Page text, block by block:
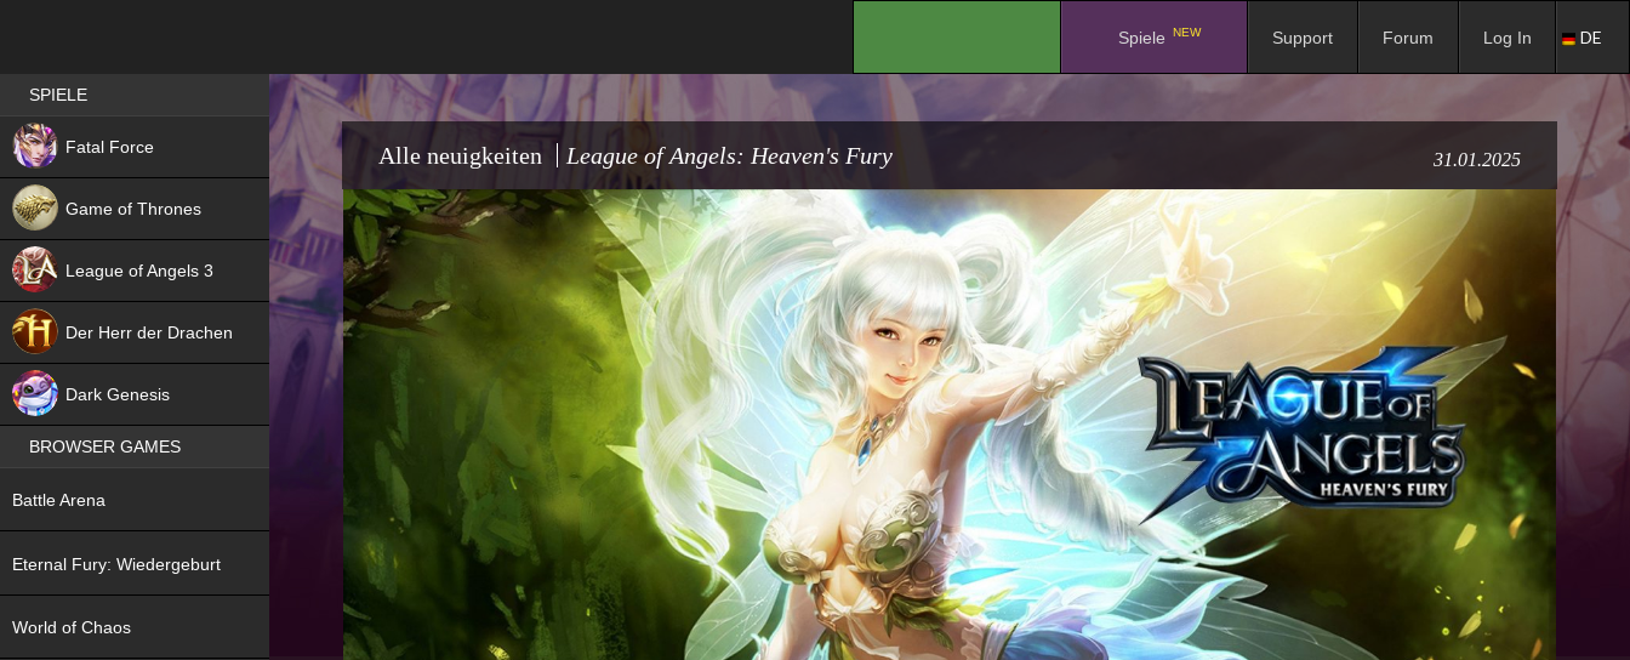
Spiele NEW Support Forum Log In DE
Alle neuigkeiten League of Angels: Heaven's Fury 31.01.2025
Best RPG games in Germany
SPIELE
Fatal Force
Game of Thrones
League of Angels 3
Der Herr der Drachen
Dark Genesis
BROWSER GAMES
Battle Arena
Eternal Fury: Wiedergeburt
World of Chaos